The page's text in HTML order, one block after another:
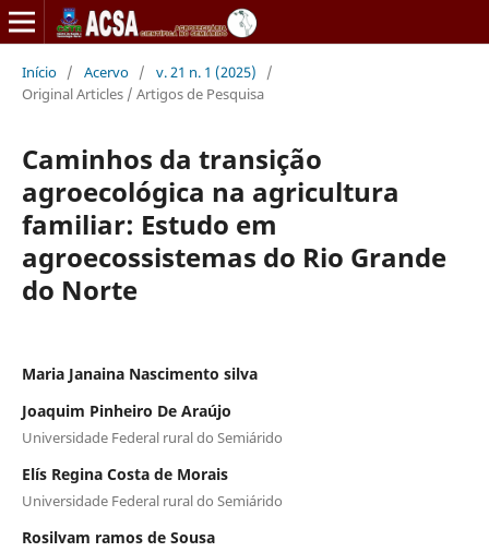
Início / Acervo / v. 21 n. 1 (2025)
/
Original Articles / Artigos de Pesquisa
Caminhos da transição
agroecológica na agricultura
familiar: Estudo em
agroecossistemas do Rio Grande
do Norte
Maria Janaina Nascimento silva
Joaquim Pinheiro De Araújo
Universidade Federal rural do Semiárido
Elís Regina Costa de Morais
Universidade Federal rural do Semiárido
Rosilvam ramos de Sousa